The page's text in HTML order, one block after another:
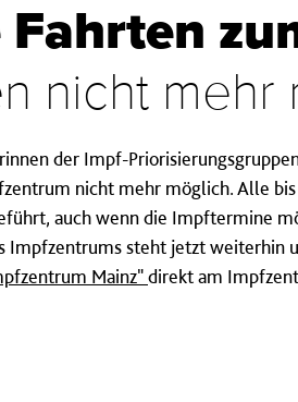
Fahrten
nicht mehr
der Impf-
nicht mehr möglich. Alle
auch wenn die Impftermine
Impfzentrums steht jetzt weiterhin
Mainz"direkt am